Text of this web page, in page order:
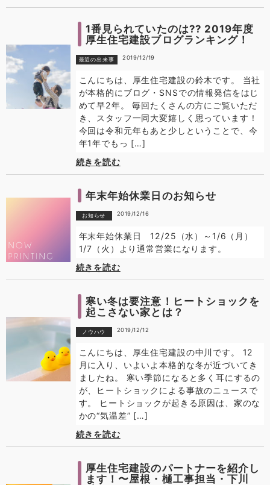
1番見られていたのは?? 2019年度
厚生住宅建設ブログランキング！
最近の出来事 2019/12/19
こんにちは、厚生住宅建設の鈴木です。 当社
が本格的にブログ・SNSでの情報発信をはじ
めて早2年。 毎回たくさんの方にご覧いただ
き、スタッフ一同大変嬉しく思っています！
今回は令和元年もあと少しということで、今
年1年でもっ […]
続きを読む
年末年始休業日のお知らせ
お知らせ 2019/12/16
年末年始休業日 12/25（水）～1/6（月）
1/7（火）より通常営業になります。
続きを読む
寒い冬は要注意！ヒートショックを
起こさない家とは？
ノウハウ 2019/12/12
こんにちは、厚生住宅建設の中川です。 12
月に入り、いよいよ本格的な冬が近づいてき
ましたね。 寒い季節になると多く耳にするの
が、ヒートショックによる事故のニュースで
す。 ヒートショックが起きる原因は、家のな
かの“気温差” […]
続きを読む
厚生住宅建設のパートナーを紹介し
ます！〜屋根・樋工事担当・下川